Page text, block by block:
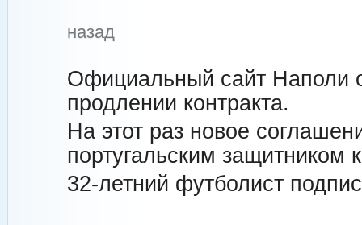
назад
Официальный сайт Наполи
продлении контракта.
На этот раз новое
португальским
32-летний футболист